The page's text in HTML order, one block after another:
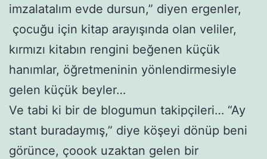
imzalatalım evde dursun,” diyen ergenler,
çocuğu için kitap arayışında olan veliler,
kırmızı kitabın rengini beğenen küçük
hanımlar, öğretmeninin yönlendirmesiyle
gelen küçük beyler…
Ve tabi ki bir de blogumun takipçileri… “Ay
stant buradaymış,” diye köşeyi dönüp beni
görünce, çoook uzaktan gelen bir